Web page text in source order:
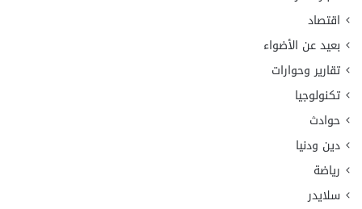
اقتصاد
بعيد عن الأضواء
تقارير وحوارات
تكنولوجيا
حوادث
دين ودنيا
رياضة
سلايدر